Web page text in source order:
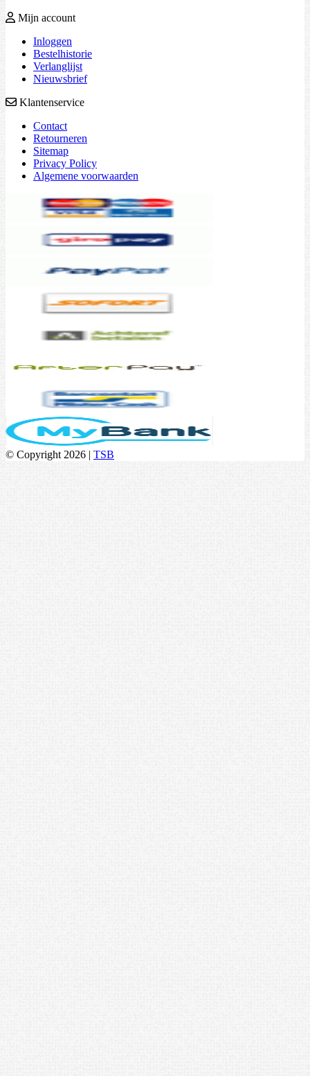
Mijn account
Inloggen
Bestelhistorie
Verlanglijst
Nieuwsbrief
Klantenservice
Contact
Retourneren
Sitemap
Privacy Policy
Algemene voorwaarden
© Copyright 2026 | TSB